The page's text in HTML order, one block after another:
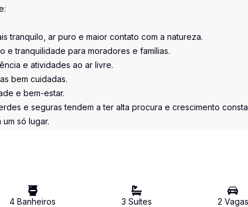
tranquilo, ar puro e maior contato com a natureza.
e tranquilidade para moradores e famílias.
e atividades ao ar livre.
bem cuidadas.
e bem-estar.
e seguras tendem a ter alta procura e crescimento
só lugar.
4 Banheiros 3 Suítes 2 Vagas